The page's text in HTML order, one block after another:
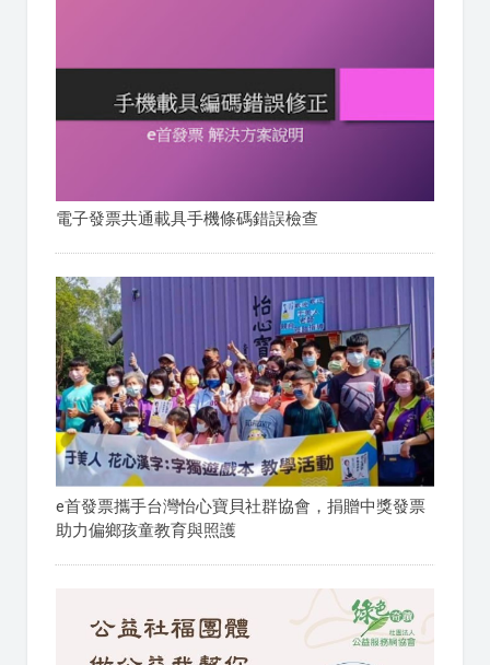
電子發票共通載具手機條碼錯誤檢查
e首發票攜手台灣怡心寶貝社群協會，捐贈中獎發票
助力偏鄉孩童教育與照護